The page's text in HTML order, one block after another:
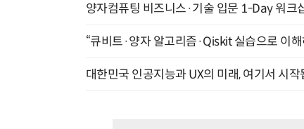
양자컴퓨팅 비즈니스·기술 입문 1-Day 워크
“큐비트·양자 알고리즘·Qiskit 실습으로 이
대한민국 인공지능과 UX의 미래, 여기서 시